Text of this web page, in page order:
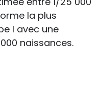
la plus
I avec une
naissances.